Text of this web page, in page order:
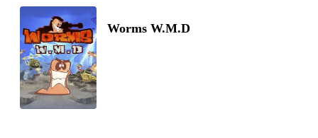
Worms W.M.D